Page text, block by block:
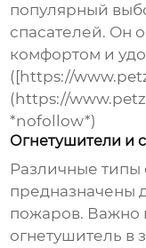
популярный
спасателей. Он
комфортом и
([https://
(https://
*nofollow*)
Огнетушители и
Различные типы
предназначены
пожаров. Важно
огнетушитель в